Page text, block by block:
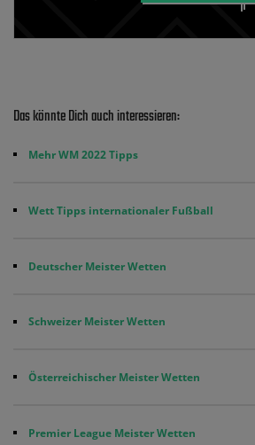
Das könnte Dich auch interessieren:
Mehr WM 2022 Tipps
Wett Tipps internationaler Fußball
Deutscher Meister Wetten
Schweizer Meister Wetten
Österreichischer Meister Wetten
Premier League Meister Wetten